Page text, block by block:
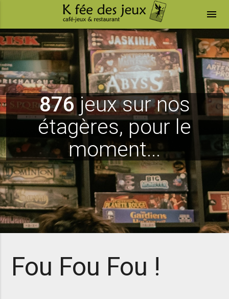
menu
876jeux sur nos
étagères, pour le
moment...
Fou Fou Fou !